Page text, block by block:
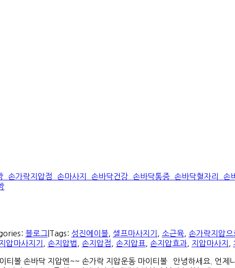
블로그 Tags: 성진에이블 셀프마사지기 소근육 손가락지압
압마사지기 손지압법 손지압점 손지압표 손지압효과 지압마사지
볼 손바닥 지압엔~~ 손가락 지압운동 마이티볼 안녕하세요. 언제